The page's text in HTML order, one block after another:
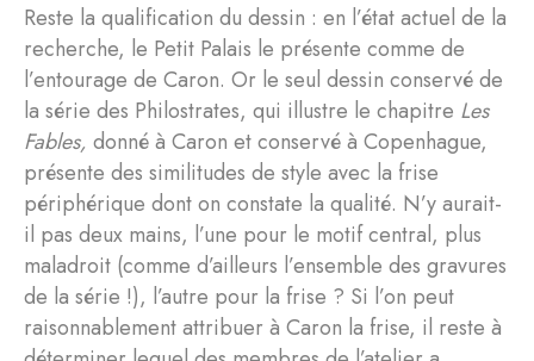
Reste la qualification du dessin : en l’état actuel de la
recherche, le Petit Palais le présente comme de
l’entourage de Caron. Or le seul dessin conservé de
la série des Philostrates, qui illustre le chapitre Les
Fables, donné à Caron et conservé à Copenhague,
présente des similitudes de style avec la frise
périphérique dont on constate la qualité. N’y aurait-
il pas deux mains, l’une pour le motif central, plus
maladroit (comme d’ailleurs l’ensemble des gravures
de la série !), l’autre pour la frise ? Si l’on peut
raisonnablement attribuer à Caron la frise, il reste à